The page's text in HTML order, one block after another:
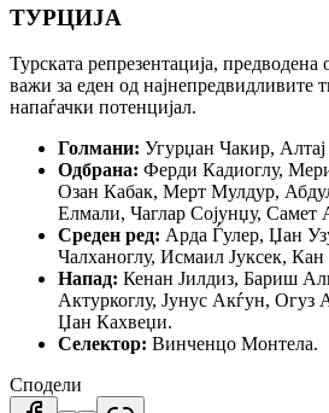
ТУРЦИЈА
Турската репрезентација,
важи за еден од најнепредвидливите
напаѓачки потенцијал.
Голмани: Угурџан Чакир,
Одбрана: Ферди Кадиоглу,
Озан Кабак, Мерт Мулдур,
Елмали, Чаглар Сојунџу, Самет
Среден ред: Арда Ѓулер, Џан
Чалханоглу, Исмаил Јуксек,
Напад: Кенан Јилдиз, Бариш
Актуркоглу, Јунус Акѓун, Огуз
Џан Кахвеџи.
Селектор: Винченцо Монтела.
Сподели